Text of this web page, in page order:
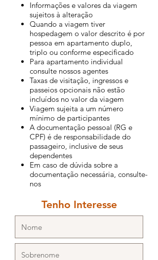
Informações e valores da viagem
sujeitos à alteração
Quando a viagem tiver
hospedagem o valor descrito é por
pessoa em apartamento duplo,
triplo ou conforme especificado
Para apartamento individual
consulte nossos agentes
Taxas de visitação, ingressos e
passeios opcionais não estão
incluídos no valor da viagem
Viagem sujeita a um número
mínimo de participantes
A documentação pessoal (RG e
CPF) é de responsabilidade do
passageiro, inclusive de seus
dependentes
Em caso de dúvida sobre a
documentação necessária, consulte-
nos
Tenho Interesse